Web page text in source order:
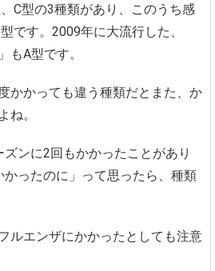
C型の3種類があり、このうち感
です。2009年に大流行した、
もA型です。
かかっても違う種類だとまた、か
ね。
ンに2回もかかったことがあり
かったのに」って思ったら、種類
ルエンザにかかったとしても注意